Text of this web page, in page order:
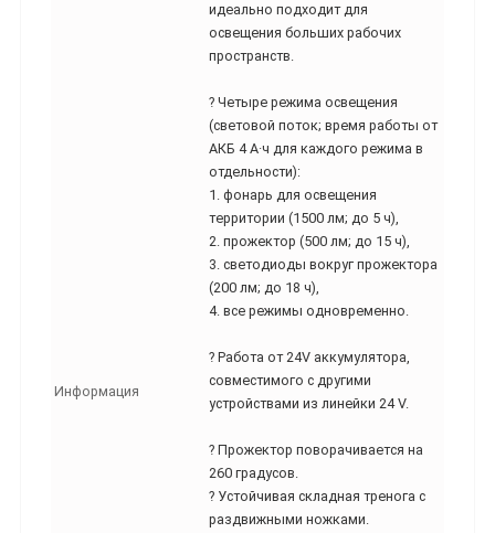
Информация
идеально подходит для
освещения больших рабочих
пространств.
? Четыре режима освещения
(световой поток; время работы от
АКБ 4 А·ч для каждого режима в
отдельности):
1. фонарь для освещения
территории (1500 лм; до 5 ч),
2. прожектор (500 лм; до 15 ч),
3. светодиоды вокруг прожектора
(200 лм; до 18 ч),
4. все режимы одновременно.
? Работа от 24V аккумулятора,
совместимого с другими
устройствами из линейки 24 V.
? Прожектор поворачивается на
260 градусов.
? Устойчивая складная тренога с
раздвижными ножками.